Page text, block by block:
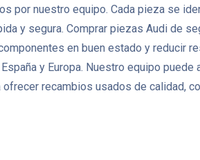
por nuestro equipo. Cada pieza se
y segura. Comprar piezas Audi de
en buen estado y reducir
y Europa. Nuestro equipo
recambios usados de calidad,